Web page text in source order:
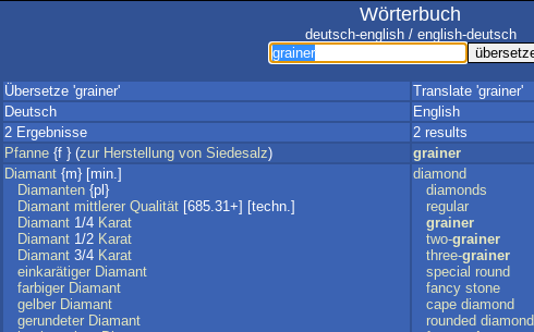
Wörterbuch
deutsch-english / english-deutsch
Übersetze 'grainer'
Translate 'grainer'
Deutsch
English
2 Ergebnisse
2 results
Pfanne {f } (zur Herstellung von Siedesalz)
grainer
Diamant {m} [min.]
Diamanten {pl}
Diamant mittlerer Qualität [685.31+] [techn.]
Diamant 1/4 Karat
Diamant 1/2 Karat
Diamant 3/4 Karat
einkarätiger Diamant
farbiger Diamant
gelber Diamant
gerundeter Diamant
diamond
diamonds
regular
grainer
two-grainer
three-grainer
special round
fancy stone
cape diamond
rounded diamond